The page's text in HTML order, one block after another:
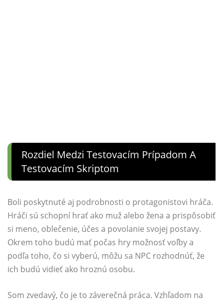
Rozdiel Medzi Testovacím Prípadom A
Testovacím Skriptom
Boli poskytnuté aj podrobnosti o protagonistovi hráča.
Hráči sú schopní hrať ako muž alebo žena a prispôsobiť
si meno, oblečenie, účes a povolanie svojej postavy.
Okrem toho budú mať počas hry možnosť voľby a
podľa toho, čo si vyberú, môžu sa NPC rozhodnúť, že
ich budú vidieť ako hroznú osobu.
Som zvedavý, čo je to záverečná práca. Vzhľadom na